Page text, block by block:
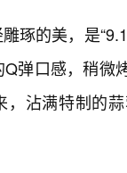
琢的美，是
弹口感，稍微
，沾满特制的